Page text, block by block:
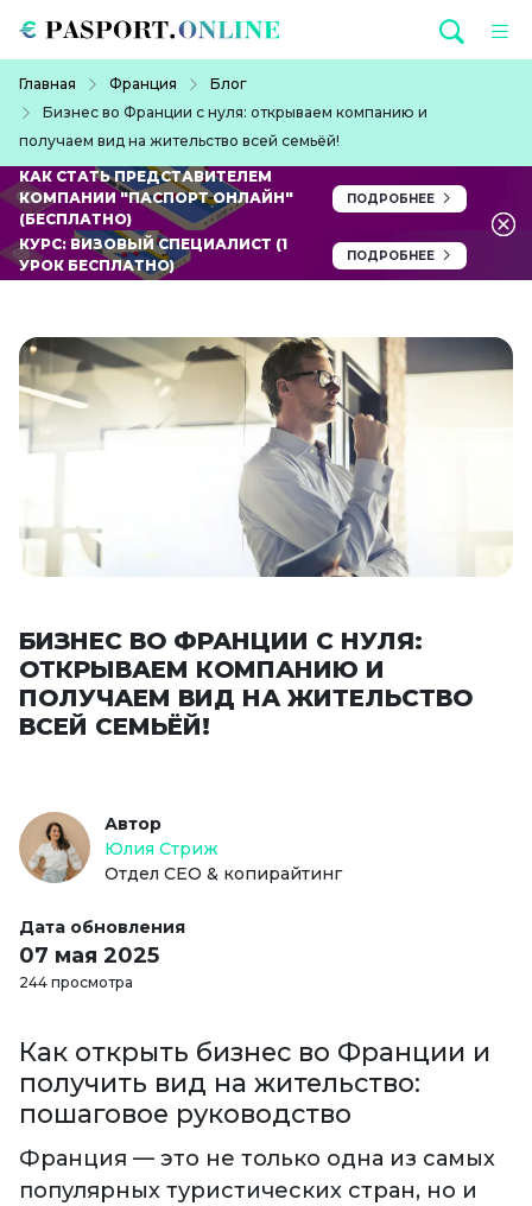
Главная Франция
Блог
Бизнес во Франции с нуля: открываем компанию и
получаем вид на жительство всей семьёй!
КАК СТАТЬ ПРЕДСТАВИТЕЛЕМ
КОМПАНИИ "ПАСПОРТ ОНЛАЙН"
(БЕСПЛАТНО)
ПОДРОБНЕЕ
КУРС: ВИЗОВЫЙ СПЕЦИАЛИСТ (1
УРОК БЕСПЛАТНО)
ПОДРОБНЕЕ
БИЗНЕС ВО ФРАНЦИИ С НУЛЯ:
ОТКРЫВАЕМ КОМПАНИЮ И
ПОЛУЧАЕМ ВИД НА ЖИТЕЛЬСТВО
ВСЕЙ СЕМЬЁЙ!
Автор
Юлия Стриж
Отдел СЕО & копирайтинг
Дата обновления
07 мая 2025
244 просмотра
Как открыть бизнес во Франции и
получить вид на жительство:
пошаговое руководство
Франция — это не только одна из самых
популярных туристических стран, но и